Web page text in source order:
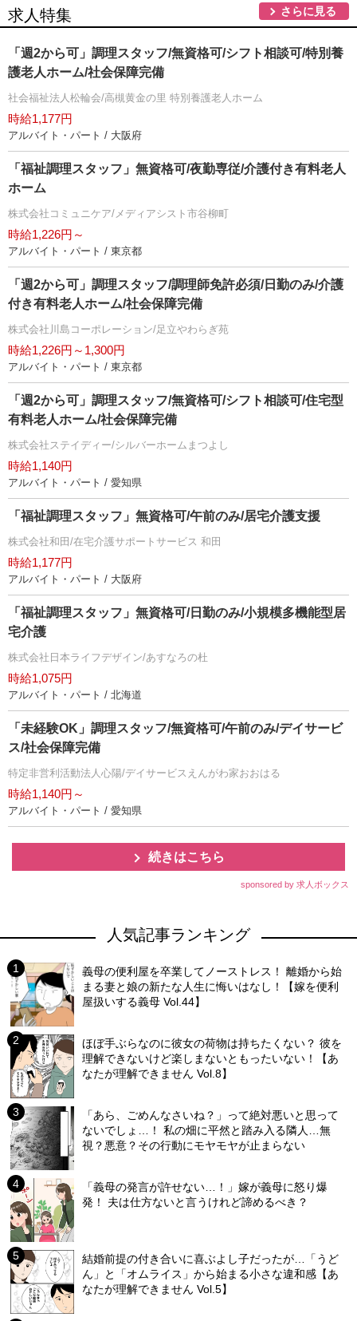
求人特集 さらに見る
「週2から可」調理スタッフ/無資格可/シフト相談可/特別養
護老人ホーム/社会保障完備
社会福祉法人松輪会/高槻黄金の里 特別養護老人ホーム
時給1,177円
アルバイト・パート / 大阪府
「福祉調理スタッフ」無資格可/夜勤専従/介護付き有料老人
ホーム
株式会社コミュニケア/メディアシスト市谷柳町
時給1,226円～
アルバイト・パート / 東京都
「週2から可」調理スタッフ/調理師免許必須/日勤のみ/介護
付き有料老人ホーム/社会保障完備
株式会社川島コーポレーション/足立やわらぎ苑
時給1,226円～1,300円
アルバイト・パート / 東京都
「週2から可」調理スタッフ/無資格可/シフト相談可/住宅型
有料老人ホーム/社会保障完備
株式会社ステイディー/シルバーホームまつよし
時給1,140円
アルバイト・パート / 愛知県
「福祉調理スタッフ」無資格可/午前のみ/居宅介護支援
株式会社和田/在宅介護サポートサービス 和田
時給1,177円
アルバイト・パート / 大阪府
「福祉調理スタッフ」無資格可/日勤のみ/小規模多機能型居
宅介護
株式会社日本ライフデザイン/あすなろの杜
時給1,075円
アルバイト・パート / 北海道
「未経験OK」調理スタッフ/無資格可/午前のみ/デイサービ
ス/社会保障完備
特定非営利活動法人心陽/デイサービスえんがわ家おおはる
時給1,140円～
アルバイト・パート / 愛知県
続きはこちら
sponsored by 求人ボックス
人気記事ランキング
義母の便利屋を卒業してノーストレス！ 離婚から始
まる妻と娘の新たな人生に悔いはなし！【嫁を便利
屋扱いする義母 Vol.44】
ほぼ手ぶらなのに彼女の荷物は持ちたくない？ 彼を
理解できないけど楽しまないともったいない！【あ
なたが理解できません Vol.8】
「あら、ごめんなさいね？」って絶対悪いと思って
ないでしょ…！ 私の畑に平然と踏み入る隣人…無
視？悪意？その行動にモヤモヤが止まらない
「義母の発言が許せない…！」嫁が義母に怒り爆
発！ 夫は仕方ないと言うけれど諦めるべき？
結婚前提の付き合いに喜ぶよし子だったが…「うど
ん」と「オムライス」から始まる小さな違和感【あ
なたが理解できません Vol.5】